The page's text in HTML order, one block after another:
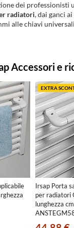
dei professionisti
radiatori, dai ganci
alle chiavi
Accessori e
EXTRA
Irsap Porta
per radiatori
lunghezza